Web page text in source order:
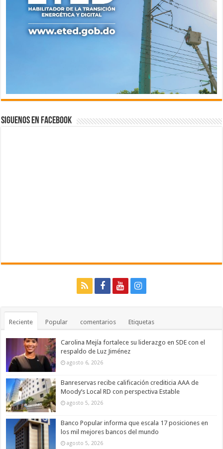
Siguenos en Facebook
Reciente Popular comentarios Etiquetas
Carolina Mejía fortalece su liderazgo en SDE con el
respaldo de Luz Jiménez
agosto 6, 2026
Banreservas recibe calificación crediticia AAA de
Moody’s Local RD con perspectiva Estable
agosto 5, 2026
Banco Popular informa que escala 17 posiciones en
los mil mejores bancos del mundo
agosto 5, 2026